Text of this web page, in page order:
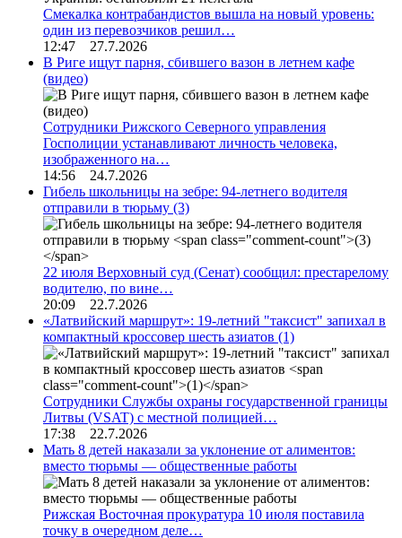
Смекалка контрабандистов вышла на новый уровень:
один из перевозчиков решил…
12:47 27.7.2026
В Риге ищут парня, сбившего вазон в летнем кафе
(видео)
Сотрудники Рижского Северного управления
Госполиции устанавливают личность человека,
изображенного на…
14:56 24.7.2026
Гибель школьницы на зебре: 94-летнего водителя
отправили в тюрьму (3)
22 июля Верховный суд (Сенат) сообщил: престарелому
водителю, по вине…
20:09 22.7.2026
«Латвийский маршрут»: 19-летний "таксист" запихал в
компактный кроссовер шесть азиатов (1)
Сотрудники Службы охраны государственной границы
Литвы (VSAT) с местной полицией…
17:38 22.7.2026
Мать 8 детей наказали за уклонение от алиментов:
вместо тюрьмы — общественные работы
Рижская Восточная прокуратура 10 июля поставила
точку в очередном деле…